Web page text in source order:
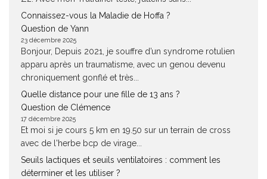
Connaissez-vous la Maladie de Hoffa ?
Question de Yann
23 décembre 2025
Bonjour, Depuis 2021, je souffre d’un syndrome rotulien
apparu après un traumatisme, avec un genou devenu
chroniquement gonflé et très...
Quelle distance pour une fille de 13 ans ?
Question de Clémence
17 décembre 2025
Et moi si je cours 5 km en 19.50 sur un terrain de cross
avec de l'herbe bcp de virage...
Seuils lactiques et seuils ventilatoires : comment les
déterminer et les utiliser ?